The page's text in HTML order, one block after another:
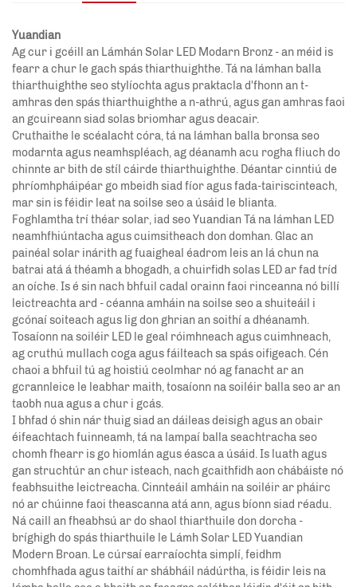
Yuandian
Ag cur i gcéill an Lámhán Solar LED Modarn Bronz - an méid is
fearr a chur le gach spás thiarthuighthe. Tá na lámhan balla
thiarthuighthe seo stylíochta agus praktacla d'fhonn an t-
amhras den spás thiarthuighthe a n-athrú, agus gan amhras faoi
an gcuireann siad solas briomhar agus deacair.
Cruthaithe le scéalacht córa, tá na lámhan balla bronsa seo
modarnta agus neamhspléach, ag déanamh acu rogha fliuch do
chinnte ar bith de stíl cáirde thiarthuighthe. Déantar cinntiú de
phríomhpháipéar go mbeidh siad fíor agus fada-tairiscinteach,
mar sin is féidir leat na soilse seo a úsáid le blianta.
Foghlamtha trí théar solar, iad seoYuandianTá na lámhan LED
neamhfhiúntacha agus cuimsitheach don domhan. Glac an
painéal solar inárith ag fuaigheal éadrom leis an lá chun na
batrai atá á théamh a bhogadh, a chuirfidh solas LED ar fad tríd
an oíche. Is é sin nach bhfuil cadal orainn faoi rinceanna nó billí
leictreachta ard - céanna amháin na soilse seo a shuiteáil i
gcónaí soiteach agus lig don ghrian an soithí a dhéanamh.
Tosaíonn na soiléir LED le geal róimhneach agus cuimhneach,
ag cruthú mullach coga agus fáilteach sa spás oifigeach. Cén
chaoi a bhfuil tú ag hoistiú ceolmhar nó ag fanacht ar an
gcrannleice le leabhar maith, tosaíonn na soiléir balla seo ar an
taobh nua agus a chur i gcás.
I bhfad ó shin nár thuig siad an dáileas deisigh agus an obair
éifeachtach fuinneamh, tá na lampaí balla seachtracha seo
chomh fhearr is go hiomlán agus éasca a úsáid. Is luath agus
gan struchtúr an chur isteach, nach gcaithfidh aon chábáiste nó
feabhsuithe leictreacha. Cinnteáil amháin na soiléir ar pháirc
nó ar chúinne faoi theascanna atá ann, agus bíonn siad réadu.
Ná caill an fheabhsú ar do shaol thiarthuile don dorcha -
bríghigh do spás thiarthuile le Lámh Solar LED Yuandian
Modern Broan. Le cúrsaí earraíochta simplí, feidhm
chomhfhada agus taithí ar shábháil nádúrtha, is féidir leis na